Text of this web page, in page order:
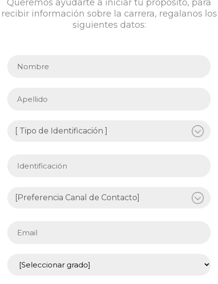
Queremos ayudarte a iniciar tu propósito, para
recibir información sobre la carrera, regalanos los
siguientes datos: